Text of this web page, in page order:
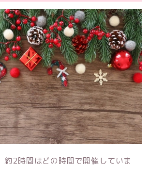
約2時間ほどの時間で開催していま